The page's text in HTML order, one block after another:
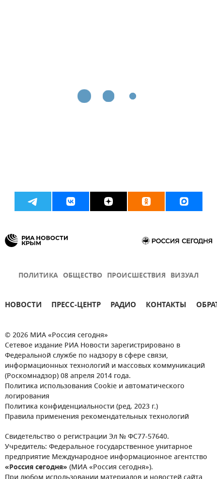
ПОЛИТИКА ОБЩЕСТВО ПРОИСШЕСТВИЯ ВИЗУАЛ
НОВОСТИ ПРЕСС-ЦЕНТР РАДИО КОНТАКТЫ
© 2026 МИА «Россия сегодня»
Сетевое издание РИА Новости зарегистрировано в
Федеральной службе по надзору в сфере связи,
информационных технологий и массовых коммуникаций
(Роскомнадзор) 08 апреля 2014 года.
Политика использования Cookie и автоматического
логирования
Политика конфиденциальности (ред. 2023 г.)
Правила применения рекомендательных технологий
Свидетельство о регистрации Эл № ФС77-57640.
Учредитель: Федеральное государственное унитарное
предприятие Международное информационное агентство
«Россия сегодня» (МИА «Россия сегодня»).